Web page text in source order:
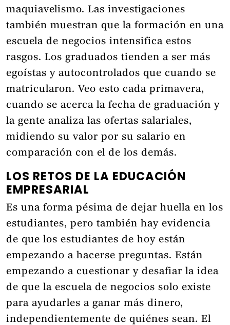
maquiavelismo. Las investigaciones
también muestran que la formación en una
escuela de negocios intensifica estos
rasgos. Los graduados tienden a ser más
egoístas y autocontrolados que cuando se
matricularon. Veo esto cada primavera,
cuando se acerca la fecha de graduación y
la gente analiza las ofertas salariales,
midiendo su valor por su salario en
comparación con el de los demás.
LOS RETOS DE LA EDUCACIÓN
EMPRESARIAL
Es una forma pésima de dejar huella en los
estudiantes, pero también hay evidencia
de que los estudiantes de hoy están
empezando a hacerse preguntas. Están
empezando a cuestionar y desafiar la idea
de que la escuela de negocios solo existe
para ayudarles a ganar más dinero,
independientemente de quiénes sean. El